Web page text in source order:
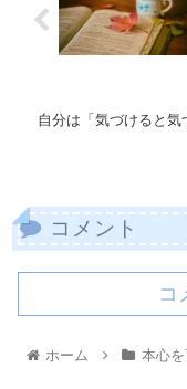
自分は「気づけると
コメント
コ
ホーム 本心